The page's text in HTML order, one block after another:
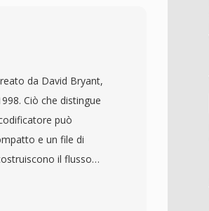
i contenuti HD DVD
Player e
rendendolo una
aziendale, i video
su Windows
tra cui video
streaming adattivo e
da David Bryant,
Ciò che distingue
può
e un file di
il flusso
di portabilità